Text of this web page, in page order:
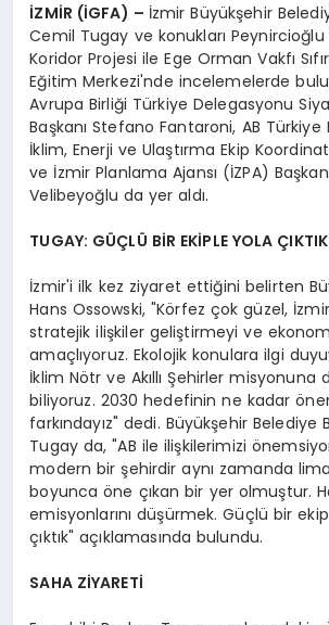
İZMİR (İGFA) – İzmir Büyükşehir
Cemil Tugay ve konukları Peynircioğlu
Koridor Projesi ile Ege Orman Vakfı
Eğitim Merkezi'nde incelemelerde
Avrupa Birliği Türkiye Delegasyonu
Başkanı Stefano Fantaroni, AB
İklim, Enerji ve Ulaştırma Ekip
ve İzmir Planlama Ajansı (İZPA)
Velibeyoğlu da yer aldı.
TUGAY: GÜÇLÜ BİR EKİPLE YOLA ÇIKTIK
İzmir'i ilk kez ziyaret ettiğini belirten
Hans Ossowski, "Körfez çok güzel,
stratejik ilişkiler geliştirmeyi ve
amaçlıyoruz. Ekolojik konulara ilgi
İklim Nötr ve Akıllı Şehirler misyonuna
biliyoruz. 2030 hedefinin ne kadar
farkındayız" dedi. Büyükşehir Belediye
Tugay da, "AB ile ilişkilerimizi
modern bir şehirdir aynı zamanda
boyunca öne çıkan bir yer olmuştur.
emisyonlarını düşürmek. Güçlü bir
çıktık" açıklamasında bulundu.
SAHA ZİYARETİ